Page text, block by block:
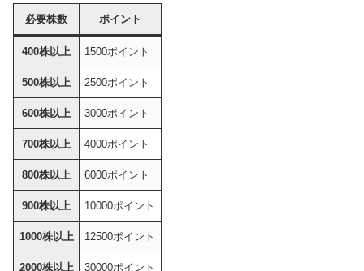
必要株数 ポイント
400株以上 1500ポイント
500株以上 2500ポイント
600株以上 3000ポイント
700株以上 4000ポイント
800株以上 6000ポイント
900株以上 10000ポイント
1000株以上 12500ポイント
2000株以上 30000ポイント